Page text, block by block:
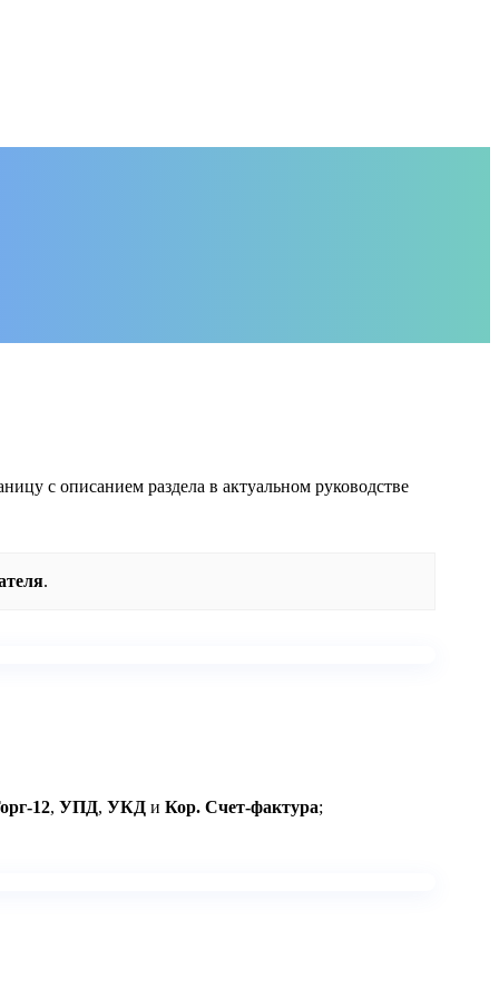
с описанием раздела в актуальном руководстве
.
12, УПД, УКД и Кор. Счет-фактура;